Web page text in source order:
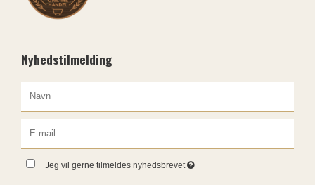
Nyhedstilmelding
Jeg vil gerne tilmeldes nyhedsbrevet